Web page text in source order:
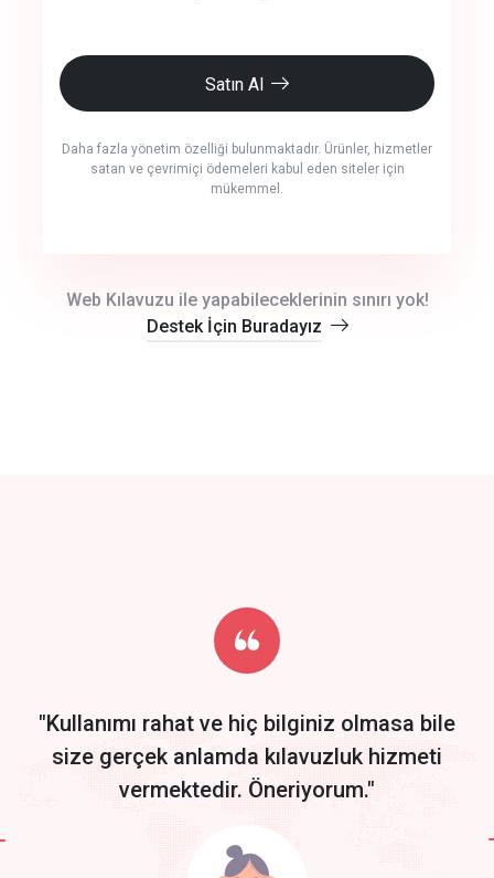
Satın Al
Daha fazla yönetim özelliği bulunmaktadır. Ürünler, hizmetler
satan ve çevrimiçi ödemeleri kabul eden siteler için
mükemmel.
Start by trying our service for 30 days free trial no credit card
required.
Web Kılavuzu ile yapabileceklerinin sınırı yok!
Destek İçin Buradayız
"Kullanımı rahat ve hiç bilginiz olmasa bile
size gerçek anlamda kılavuzluk hizmeti
vermektedir. Öneriyorum."